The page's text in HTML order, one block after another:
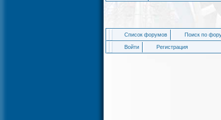
Список форумов Поиск по
Войти Регистрация